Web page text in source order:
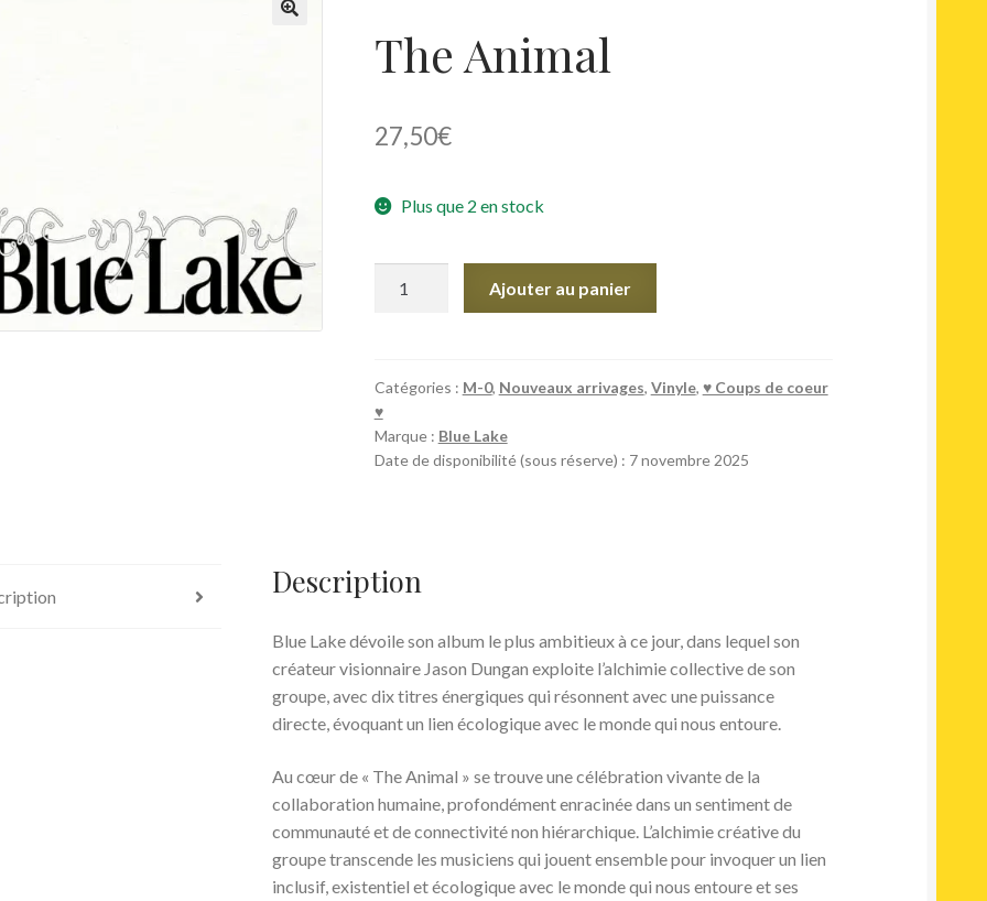
The Animal
27,50€
Plus que 2 en stock
Ajouter au panier
Catégories : M-0, Nouveaux arrivages, Vinyle, ♥︎ Coups de coeur
♥︎
Marque : Blue Lake
Date de disponibilité (sous réserve) : 7 novembre 2025
Description
Blue Lake dévoile son album le plus ambitieux à ce jour, dans lequel son
créateur visionnaire Jason Dungan exploite l’alchimie collective de son
groupe, avec dix titres énergiques qui résonnent avec une puissance
directe, évoquant un lien écologique avec le monde qui nous entoure.
Au cœur de « The Animal » se trouve une célébration vivante de la
collaboration humaine, profondément enracinée dans un sentiment de
communauté et de connectivité non hiérarchique. L’alchimie créative du
groupe transcende les musiciens qui jouent ensemble pour invoquer un lien
inclusif, existentiel et écologique avec le monde qui nous entoure et ses